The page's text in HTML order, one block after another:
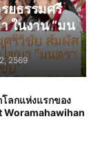
ยธรรมศรี
ในงาน “มน
2569
ลกแห่งแรกของ
Woramahawihan